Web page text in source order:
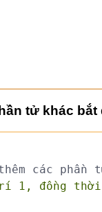
tử khác bắt
các phần
1, đồng